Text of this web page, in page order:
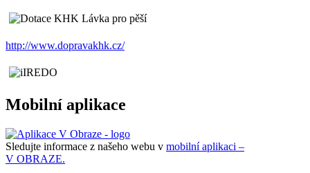
http://www.dopravakhk.cz/
Mobilní aplikace
Sledujte informace z našeho webu v mobilní aplikaci –
V OBRAZE.